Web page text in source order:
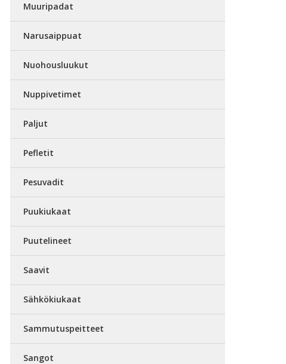
Muuripadat
Narusaippuat
Nuohousluukut
Nuppivetimet
Paljut
Pefletit
Pesuvadit
Puukiukaat
Puutelineet
Saavit
Sähkökiukaat
Sammutuspeitteet
Sangot